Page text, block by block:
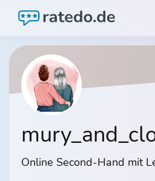
Online Second-Hand mit